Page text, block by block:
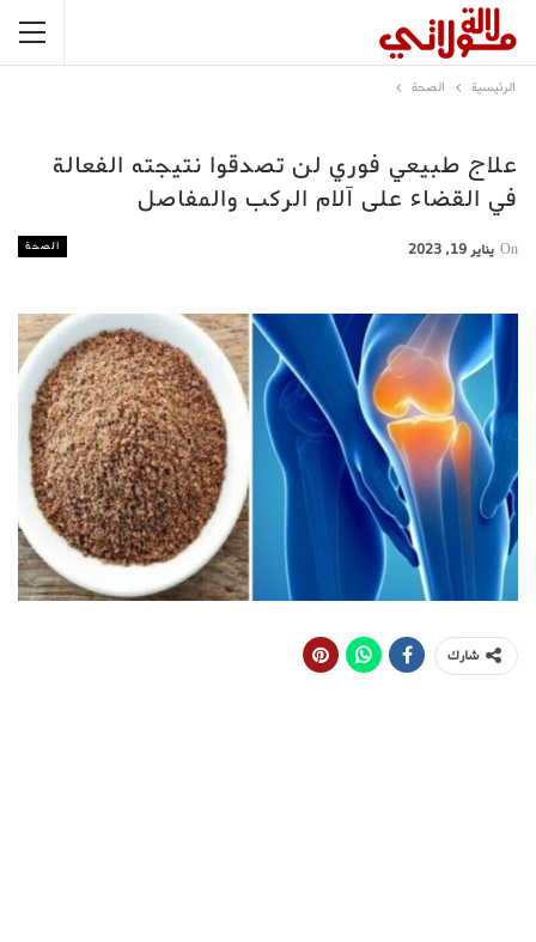
الرئيسية الصحة
علاج طبيعي فوري لن تصدقوا نتيجته الفعالة
في القضاء على آلام الركب والمفاصل
الصحة On يناير 19, 2023
شارك